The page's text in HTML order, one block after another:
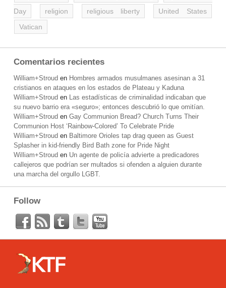
Day
religion religious liberty
United States
Vatican
Comentarios recientes
William+Stroud en Hombres armados musulmanes asesinan a 31
cristianos en ataques en los estados de Plateau y Kaduna
William+Stroud en Las estadísticas de criminalidad indicaban que
su nuevo barrio era «seguro»; entonces descubrió lo que omitían.
William+Stroud en Gay Communion Bread? Church Turns Their
Communion Host ‘Rainbow-Colored’ To Celebrate Pride
William+Stroud en Baltimore Orioles tap drag queen as Guest
Splasher in kid-friendly Bird Bath zone for Pride Night
William+Stroud en Un agente de policía advierte a predicadores
callejeros que podrían ser multados si ofenden a alguien durante
una marcha del orgullo LGBT.
Follow